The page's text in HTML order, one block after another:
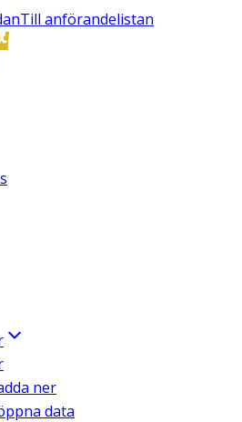
Till anförandelistan
ner
data